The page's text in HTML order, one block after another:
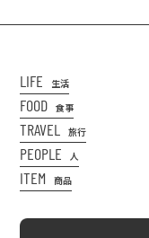
LIFE 生活
FOOD 食事
TRAVEL 旅行
PEOPLE 人
ITEM 商品